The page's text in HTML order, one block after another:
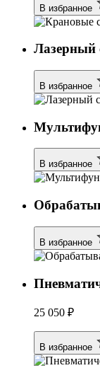
В избранное
Лазерный
В избранное
В избранное
В избранное
25 050 ₽
В избранное